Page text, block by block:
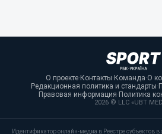
О проекте·Контакты·Команда·О
Редакционная политика и стандарты·
Правовая информация·Политика
2026 © LLC «UBT
Идентификатор онлайн-медиа в Реестре субъектов